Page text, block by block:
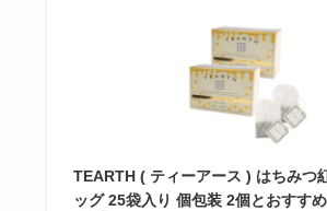
TEARTH ( ティーアース ) はちみつ
ッグ 25袋入り 個包装 2個とおすす